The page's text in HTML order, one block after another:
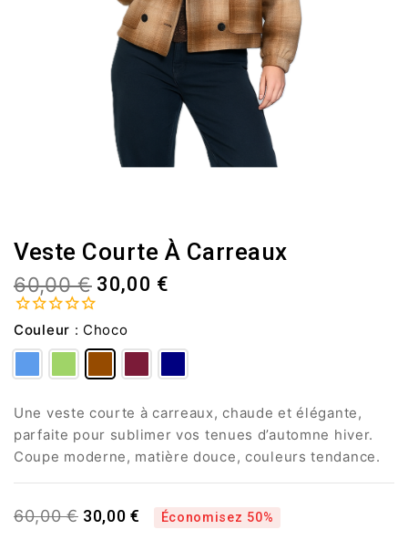
Veste Courte À Carreaux
60,00 € 30,00 €
Couleur : Choco
Une veste courte à carreaux, chaude et élégante,
parfaite pour sublimer vos tenues d’automne hiver.
Coupe moderne, matière douce, couleurs tendance.
60,00 € 30,00 € Économisez 50%